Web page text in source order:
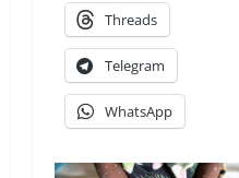
Threads
Telegram
WhatsApp